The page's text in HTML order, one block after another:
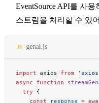
EventSource API를 사
스트림을 처리할 수 있
genai.js
import axios from
async function
  try
{
    const
response =